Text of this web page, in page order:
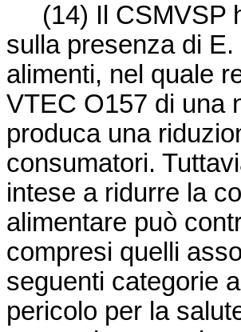
(14) Il CSMVSP
sulla presenza di
alimenti, nel quale
VTEC O157 di una
produca una
consumatori.
intese a ridurre la
alimentare può
compresi quelli
seguenti categorie
pericolo per la